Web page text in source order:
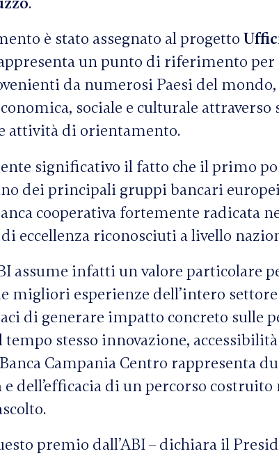
è stato assegnato al progetto
un punto di riferimento
da numerosi Paesi del
sociale e culturale
attività di orientamento.
significativo il fatto che il primo
dei principali gruppi bancari
cooperativa fortemente radicata
eccellenza riconosciuti a livello
assume infatti un valore particolare
migliori esperienze dell’intero
di generare impatto concreto sulle
tempo stesso innovazione,
Campania Centro rappresenta
dell’efficacia di un percorso
premio dall’ABI – dichiara il